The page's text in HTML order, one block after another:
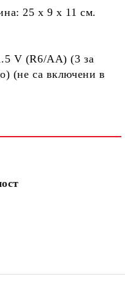
25 x 9 x 11 см.
V (R6/AΑ) (3 за
(не са включени в